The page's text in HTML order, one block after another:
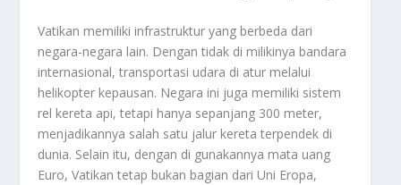
Vatikan memiliki infrastruktur yang berbeda dari
negara-negara lain. Dengan tidak di milikinya bandara
internasional, transportasi udara di atur melalui
helikopter kepausan. Negara ini juga memiliki sistem
rel kereta api, tetapi hanya sepanjang 300 meter,
menjadikannya salah satu jalur kereta terpendek di
dunia. Selain itu, dengan di gunakannya mata uang
Euro, Vatikan tetap bukan bagian dari Uni Eropa,